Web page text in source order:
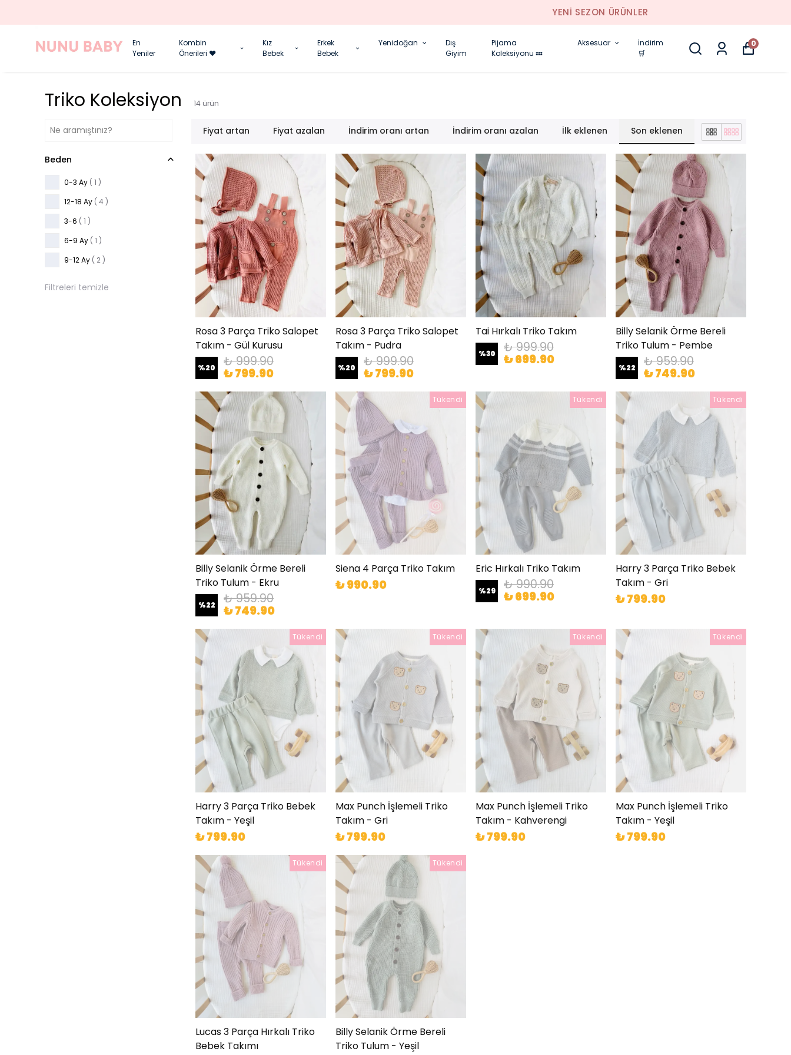
En
Yeniler
Kombin
Önerileri ❤️
Kız
Bebek
Erkek
Bebek
Yenidoğan
Dış
Giyim
Pijama
Koleksiyonu 💤
Aksesuar
İndirim
🛒
0
Triko Koleksiyon 14 ürün
Fiyat artan Fiyat azalan İndirim oranı artan İndirim oranı azalan İlk eklenen Son eklenen
Beden
0-3 Ay ( 1 )
12-18 Ay ( 4 )
3-6 ( 1 )
6-9 Ay ( 1 )
9-12 Ay ( 2 )
Filtreleri temizle
Rosa 3 Parça Triko Salopet
Takım - Gül Kurusu
%20 ₺ 999.90
₺ 799.90
Rosa 3 Parça Triko Salopet
Takım - Pudra
%20 ₺ 999.90
₺ 799.90
Tai Hırkalı Triko Takım
%30 ₺ 999.90
₺ 699.90
Billy Selanik Örme Bereli
Triko Tulum - Pembe
%22 ₺ 959.90
₺ 749.90
Billy Selanik Örme Bereli
Triko Tulum - Ekru
%22 ₺ 959.90
₺ 749.90
Tükendi
Siena 4 Parça Triko Takım
₺ 990.90
Tükendi
Eric Hırkalı Triko Takım
%29 ₺ 990.90
₺ 699.90
Tükendi
Harry 3 Parça Triko Bebek
Takım - Gri
₺ 799.90
Tükendi
Harry 3 Parça Triko Bebek
Takım - Yeşil
₺ 799.90
Tükendi
Max Punch İşlemeli Triko
Takım - Gri
₺ 799.90
Tükendi
Max Punch İşlemeli Triko
Takım - Kahverengi
₺ 799.90
Tükendi
Max Punch İşlemeli Triko
Takım - Yeşil
₺ 799.90
Tükendi
Lucas 3 Parça Hırkalı Triko
Bebek Takımı
Tükendi
Billy Selanik Örme Bereli
Triko Tulum - Yeşil